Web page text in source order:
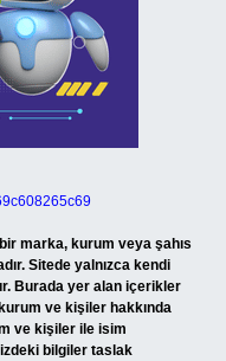
marka, kurum veya şahıs
Sitede yalnızca kendi
Burada yer alan içerikler
ve kişiler hakkında
ve kişiler ile isim
bilgiler taslak